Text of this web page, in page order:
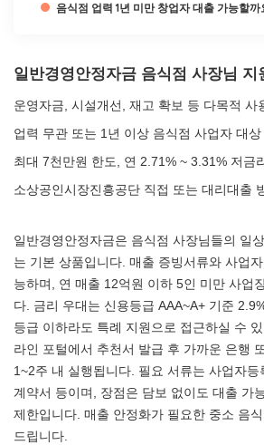
음식점 업력 1년 미만 창업자 대출 가능할까
일반경영안정자금 음식점 사장님 지
운영자금, 시설개선, 재고 확보 등 다목적 사
업력 무관 또는 1년 이상 음식점 사업자 대상
최대 7천만원 한도, 연 2.71% ~ 3.31% 저금
소상공인시장진흥공단 직접 또는 대리대출
일반경영안정자금은 음식점 사장님들의 일
는 기본 상품입니다. 매출 증빙서류와 사업
능하며, 연 매출 12억원 이하 5인 미만 사업
다. 금리 우대는 신용등급 AAA~A+ 기준
등급 이하라도 특례 지원으로 접근하실 수
라인 포털에서 추천서 발급 후 가까운 은행
1~2주 내 실행됩니다. 필요 서류는 사업자
계약서 등이며, 장점은 담보 없이도 대출 가
제한입니다. 매출 안정화가 필요한 중소 음
드립니다.